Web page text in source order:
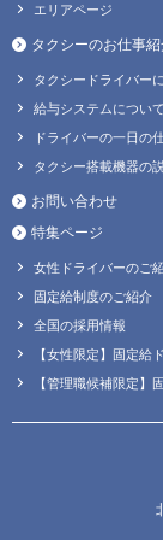
エリアページ
タクシーのお仕事
タクシードライバー
給与システムについて
ドライバーの一日の
タクシー搭載機器の
お問い合わせ
特集ページ
女性ドライバーのご
固定給制度のご紹介
全国の採用情報
【女性限定】固定給
【管理職候補限定】